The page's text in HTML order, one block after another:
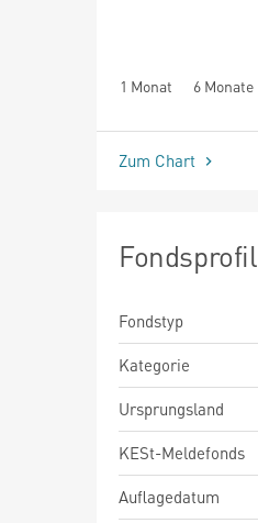
1 Monat 6 Monate
seit Beginn
Zum Chart
Fondsprofil
Fondstyp
Kategorie
Ursprungsland
KESt-Meldefonds
Auflagedatum